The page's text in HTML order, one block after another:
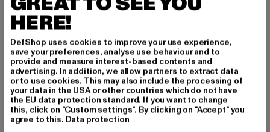
Kat.: Sweaters
Farbe: grün
Hersteller Farbe: frostmint
Materialzusammensetzung: 100% Baumwolle
Art.Nr: UCK6751-14067
Hersteller: TB International GmbH |info@tbint.de
Dr.-Robert-Murjahn-Straße 7 | 64372 Ober-Ramstadt |
DE
HERE!
DefShop uses cookies to improve your use experience,
save your preferences, analyse use behaviour and to
provide and measure interest-based contents and
advertising. In addition, we allow partners to extract data
or to use cookies. This may also include the processing of
your data in the USA or other countries which do not have
the EU data protection standard. If you want to change
this, click on "Custom settings". By clicking on "Accept" you
agree to this. Data protection